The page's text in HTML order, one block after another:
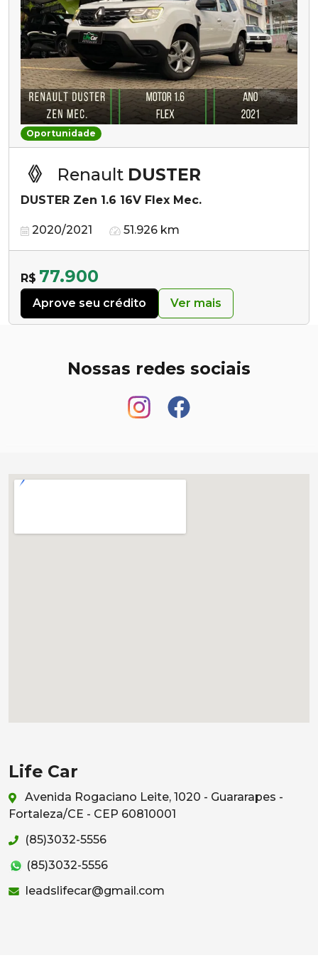
Oportunidade
Renault DUSTER
DUSTER Zen 1.6 16V Flex Mec.
2020/2021 51.926 km
R$ 77.900
Aprove seu crédito Ver mais
Nossas redes sociais
Life Car
Avenida Rogaciano Leite, 1020 - Guararapes -
Fortaleza/CE - CEP 60810001
(85)3032-5556
(85)3032-5556
leadslifecar@gmail.com